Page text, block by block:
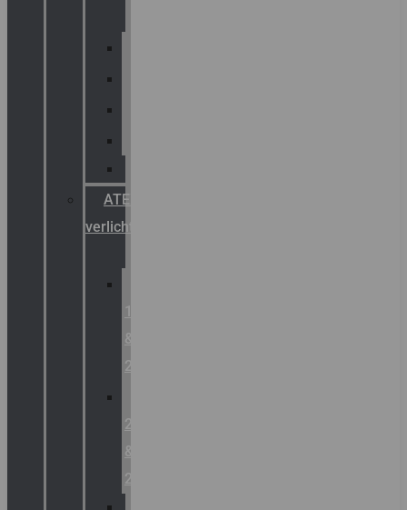
ATEX
verlichting
1
&
2
21
&
22